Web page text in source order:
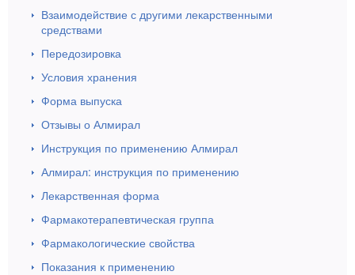
Взаимодействие с другими лекарственными
средствами
Передозировка
Условия хранения
Форма выпуска
Отзывы о Алмирал
Инструкция по применению Алмирал
Алмирал: инструкция по применению
Лекарственная форма
Фармакотерапевтическая группа
Фармакологические свойства
Показания к применению